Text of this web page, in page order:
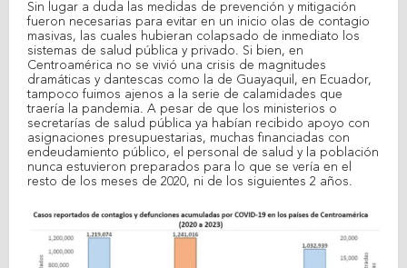
Sin lugar a duda las medidas de prevención y mitigación
fueron necesarias para evitar en un inicio olas de contagio
masivas, las cuales hubieran colapsado de inmediato los
sistemas de salud pública y privado. Si bien, en
Centroamérica no se vivió una crisis de magnitudes
dramáticas y dantescas como la de Guayaquil, en Ecuador,
tampoco fuimos ajenos a la serie de calamidades que
traería la pandemia. A pesar de que los ministerios o
secretarías de salud pública ya habían recibido apoyo con
asignaciones presupuestarias, muchas financiadas con
endeudamiento público, el personal de salud y la población
nunca estuvieron preparados para lo que se vería en el
resto de los meses de 2020, ni de los siguientes 2 años.